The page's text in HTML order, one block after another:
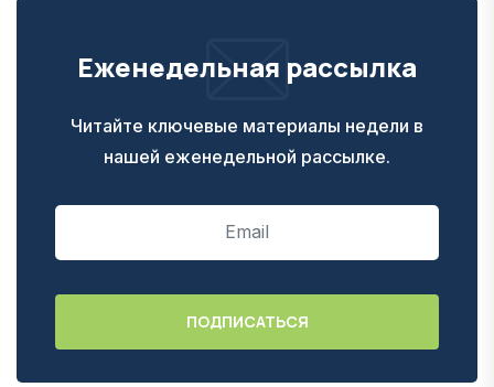
Еженедельная рассылка
Читайте ключевые материалы недели в
нашей еженедельной рассылке.